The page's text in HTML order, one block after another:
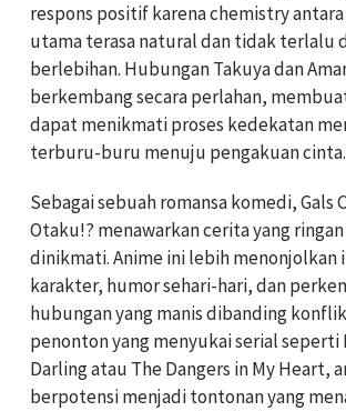
respons positif karena chemistry
utama terasa natural dan tidak terlalu
berlebihan. Hubungan Takuya dan
berkembang secara perlahan,
dapat menikmati proses kedekatan
terburu-buru menuju pengakuan cinta.
Sebagai sebuah romansa komedi, Gals
Otaku!? menawarkan cerita yang
dinikmati. Anime ini lebih menonjolkan
karakter, humor sehari-hari, dan
hubungan yang manis dibanding
penonton yang menyukai serial seperti
Darling atau The Dangers in My Heart,
berpotensi menjadi tontonan yang